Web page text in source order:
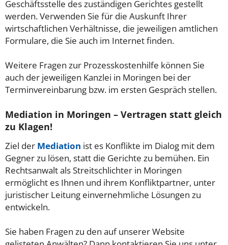
Geschäftsstelle des zuständigen Gerichtes gestellt
werden. Verwenden Sie für die Auskunft Ihrer
wirtschaftlichen Verhältnisse, die jeweiligen amtlichen
Formulare, die Sie auch im Internet finden.
Weitere Fragen zur Prozesskostenhilfe können Sie
auch der jeweiligen Kanzlei in Moringen bei der
Terminvereinbarung bzw. im ersten Gespräch stellen.
Mediation in Moringen – Vertragen statt gleich
zu Klagen!
Ziel der Mediation ist es Konflikte im Dialog mit dem
Gegner zu lösen, statt die Gerichte zu bemühen. Ein
Rechtsanwalt als Streitschlichter in Moringen
ermöglicht es Ihnen und ihrem Konfliktpartner, unter
juristischer Leitung einvernehmliche Lösungen zu
entwickeln.
Sie haben Fragen zu den auf unserer Website